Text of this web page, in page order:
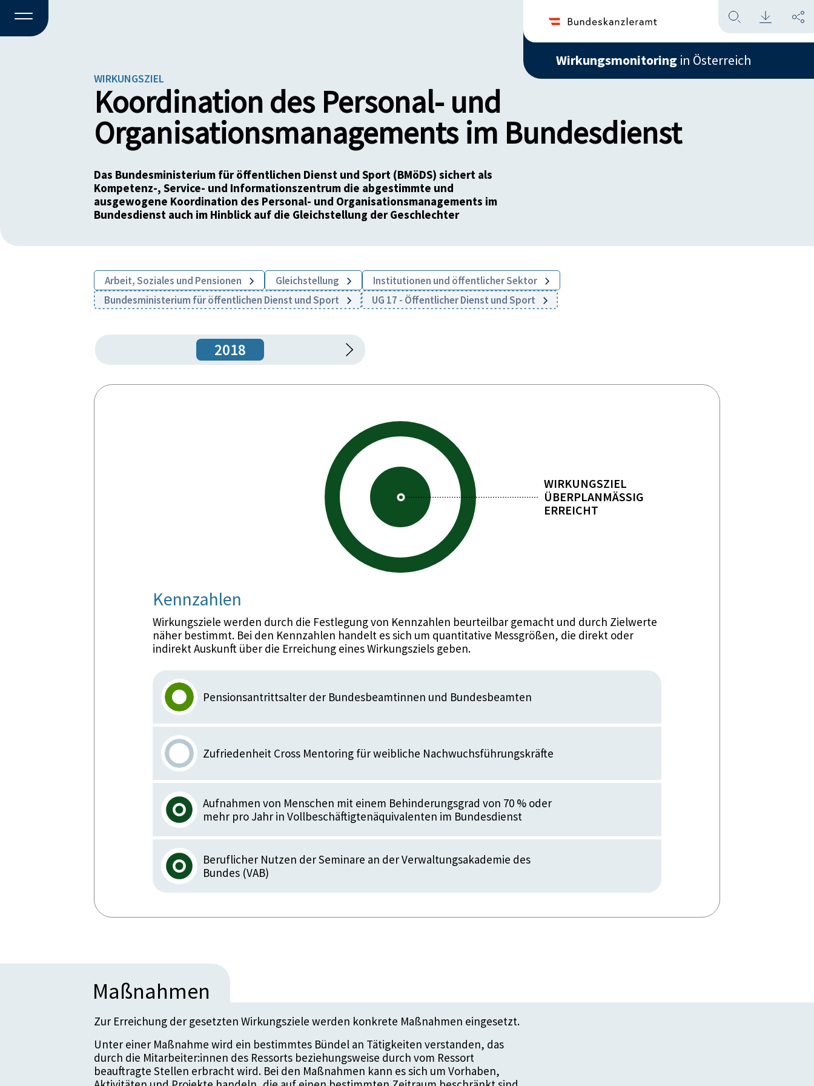
Wirkungsmonitoring in Österreich
WIRKUNGSZIEL
Koordination des Personal- und
Organisationsmanagements im Bundesdienst
Das Bundesministerium für öffentlichen Dienst und Sport (BMöDS) sichert als
Kompetenz-, Service- und Informationszentrum die abgestimmte und
ausgewogene Koordination des Personal- und Organisationsmanagements im
Bundesdienst auch im Hinblick auf die Gleichstellung der Geschlechter
Arbeit, Soziales und Pensionen Gleichstellung
Institutionen und öffentlicher Sektor
Bundesministerium für öffentlichen Dienst und Sport
UG 17 - Öffentlicher Dienst und Sport
2018
WIRKUNGSZIEL
ÜBERPLANMÄSSIG E
RREICHT
Kennzahlen
Wirkungsziele werden durch die Festlegung von Kennzahlen beurteilbar gemacht und durch Zielwerte
näher bestimmt. Bei den Kennzahlen handelt es sich um quantitative Messgrößen, die direkt oder
indirekt Auskunft über die Erreichung eines Wirkungsziels geben.
Pensionsantrittsalter der Bundesbeamtinnen und Bundesbeamten
Zufriedenheit Cross Mentoring für weibliche Nachwuchsführungskräfte
Aufnahmen von Menschen mit einem Behinderungsgrad von 70 % oder
mehr pro Jahr in Vollbeschäftigtenäquivalenten im Bundesdienst
Beruflicher Nutzen der Seminare an der Verwaltungsakademie des
Bundes (VAB)
Maßnahmen
Zur Erreichung der gesetzten Wirkungsziele werden konkrete Maßnahmen eingesetzt.
Unter einer Maßnahme wird ein bestimmtes Bündel an Tätigkeiten verstanden, das
durch die Mitarbeiter:innen des Ressorts beziehungsweise durch vom Ressort
beauftragte Stellen erbracht wird. Bei den Maßnahmen kann es sich um Vorhaben,